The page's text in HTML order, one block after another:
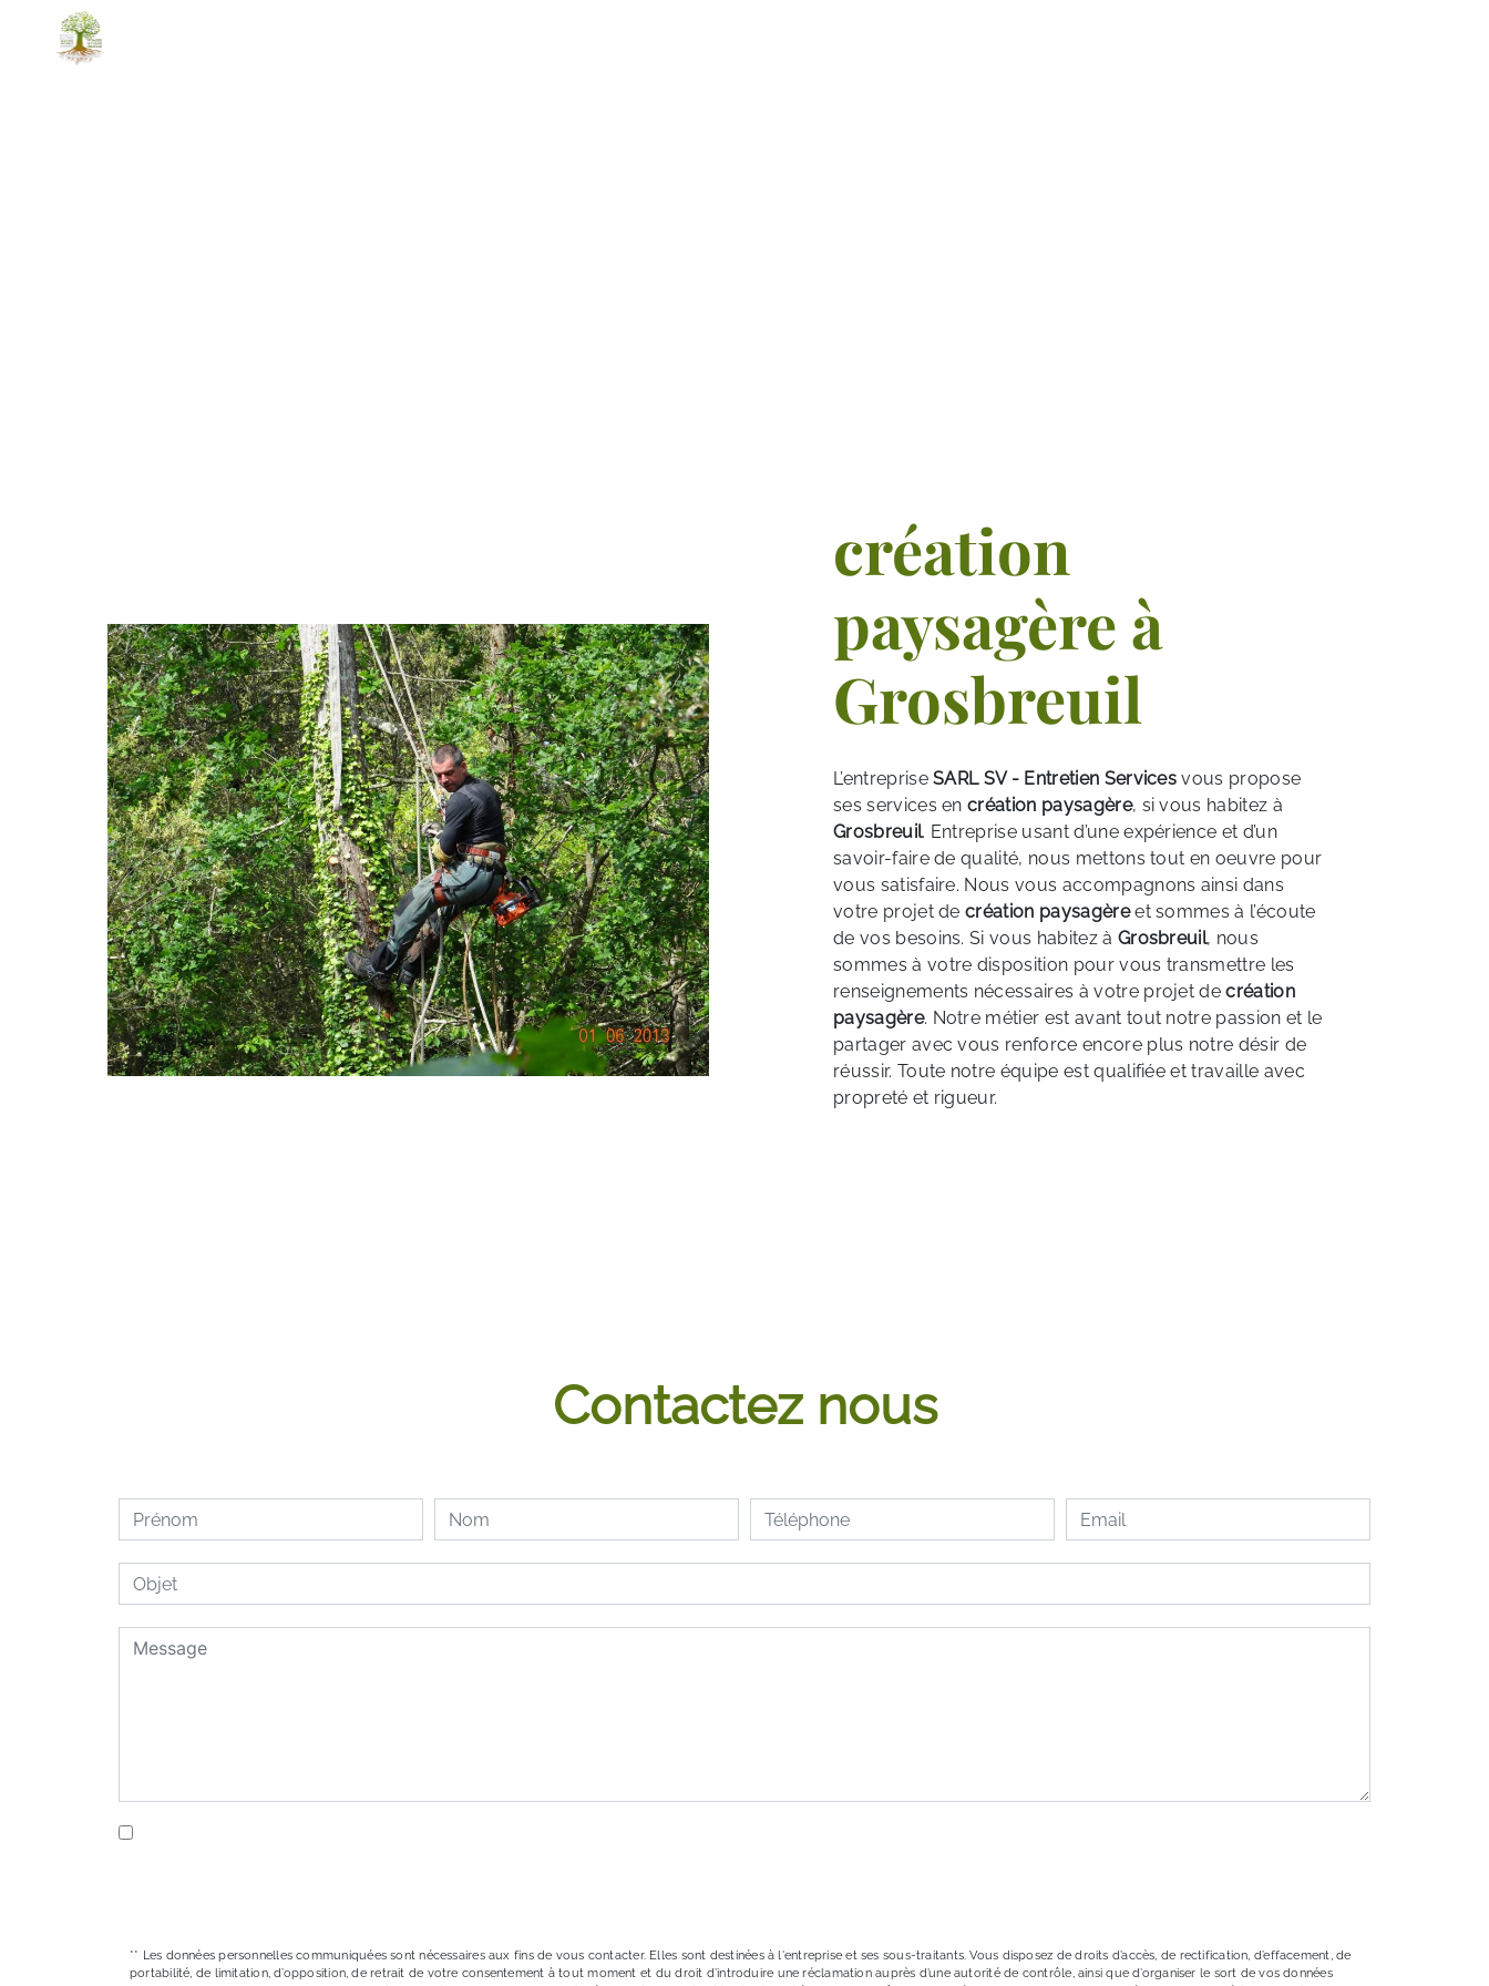
création
paysagère à
Grosbreuil
L’entrepriseSARL SV - Entretien Services vous propose
ses services encréation paysagère, si vous habitez à
Grosbreuil. Entreprise usant d’une expérience et d’un
savoir-faire de qualité, nous mettons tout en oeuvre pour
vous satisfaire. Nous vous accompagnons ainsi dans
votre projet decréation paysagèreet sommes à l’écoute
de vos besoins. Si vous habitez à Grosbreuil, nous
sommes à votre disposition pour vous transmettre les
renseignements nécessaires à votre projet decréation
paysagère. Notre métier est avant tout notre passion et le
partager avec vous renforce encore plus notre désir de
réussir. Toute notre équipe est qualifiée et travaille avec
propreté et rigueur.
Contactez nous
** Les données personnelles communiquées sont nécessaires aux fins de vous contacter. Elles sont destinées à l'entreprise et ses sous-traitants. Vous disposez de droits d’accès, de rectification, d’effacement, de
portabilité, de limitation, d’opposition, de retrait de votre consentement à tout moment et du droit d’introduire une réclamation auprès d’une autorité de contrôle, ainsi que d’organiser le sort de vos données